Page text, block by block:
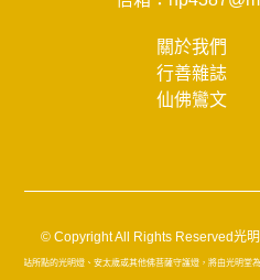
關於我們
行善雜誌
仙佛鸞文
© Copyright All Rights Reserved光
本網站所點的光明燈、安太歲或其他佛菩薩守護燈，將由光明堂